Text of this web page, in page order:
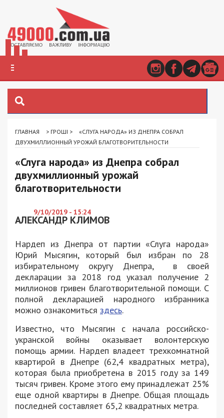
ГЛАВНАЯ > ГРОШІ >
«СЛУГА НАРОДА» ИЗ ДНЕПРА СОБРАЛ
ДВУХМИЛЛИОННЫЙ УРОЖАЙ БЛАГОТВОРИТЕЛЬНОСТИ
«Слуга народа» из Днепра собрал
двухмиллионный урожай
благотворительности
9/10/2019 - 15:24
АЛЕКСАНДР КЛИМОВ
Нардеп из Днепра от партии «Слуга народа»
Юрий Мысягин, который был избран по 28
избирательному округу Днепра, в своей
декларации за 2018 год указал получение 2
миллионов гривен благотворительной помощи. С
полной декларацией народного избранника
можно ознакомиться здесь.
Известно, что Мысягин с начала российско-
укранской войны оказывает волонтерскую
помощь армии. Нардеп владеет трехкомнатной
квартирой в Днепре (62,4 квадратных метра),
которая была приобретена в 2015 году за 149
тысяч гривен. Кроме этого ему принадлежат 25%
еще одной квартиры в Днепре. Общая площадь
последней составляет 65,2 квадратных метра.